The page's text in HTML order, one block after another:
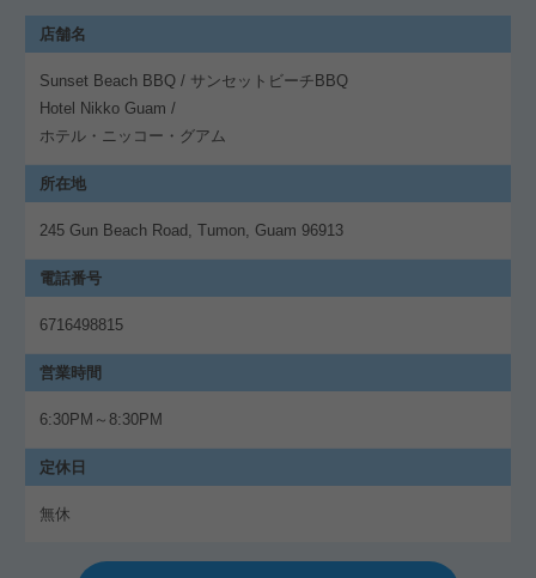
店舗名
Sunset Beach BBQ / サンセットビーチBBQ
Hotel Nikko Guam /
ホテル・ニッコー・グアム
所在地
245 Gun Beach Road, Tumon, Guam 96913
電話番号
6716498815
営業時間
6:30PM～8:30PM
定休日
無休